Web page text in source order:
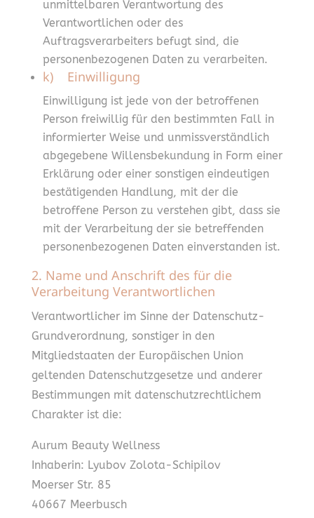
unmittelbaren Verantwortung des
Verantwortlichen oder des
Auftragsverarbeiters befugt sind, die
personenbezogenen Daten zu verarbeiten.
k) Einwilligung
Einwilligung ist jede von der betroffenen
Person freiwillig für den bestimmten Fall in
informierter Weise und unmissverständlich
abgegebene Willensbekundung in Form einer
Erklärung oder einer sonstigen eindeutigen
bestätigenden Handlung, mit der die
betroffene Person zu verstehen gibt, dass sie
mit der Verarbeitung der sie betreffenden
personenbezogenen Daten einverstanden ist.
2. Name und Anschrift des für die
Verarbeitung Verantwortlichen
Verantwortlicher im Sinne der Datenschutz-
Grundverordnung, sonstiger in den
Mitgliedstaaten der Europäischen Union
geltenden Datenschutzgesetze und anderer
Bestimmungen mit datenschutzrechtlichem
Charakter ist die:
Aurum Beauty Wellness
Inhaberin: Lyubov Zolota-Schipilov
Moerser Str. 85
40667 Meerbusch